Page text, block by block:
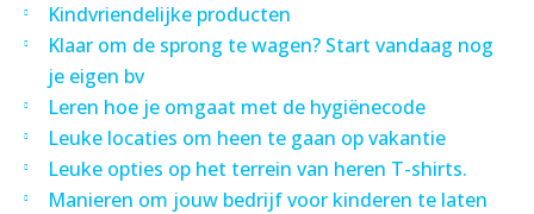
Kindvriendelijke producten
Klaar om de sprong te wagen? Start vandaag nog
je eigen bv
Leren hoe je omgaat met de hygiënecode
Leuke locaties om heen te gaan op vakantie
Leuke opties op het terrein van heren T-shirts.
Manieren om jouw bedrijf voor kinderen te laten